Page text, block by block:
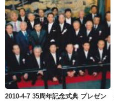
2010-4-7 35周年記念式典 プレゼン